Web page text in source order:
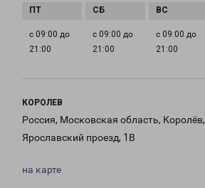
с 09:00 до
21:00
с 09:00 до
21:00
с 09:00 до
21:00
КОРОЛЕВ
Россия, Московская область, Королёв,
Ярославский проезд, 1В
на карте